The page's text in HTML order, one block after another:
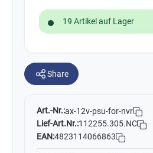
19 Artikel auf Lager
Share
Art.-Nr.:ax-12v-psu-for-nvr
Lief-Art.Nr.:112255.305.NC
EAN:4823114066863